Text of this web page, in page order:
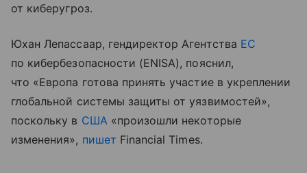
от киберугроз.
Юхан Лепассаар, гендиректор Агентства ЕС
по кибербезопасности (ENISA), пояснил,
что «Европа готова принять участие в укреплении
глобальной системы защиты от уязвимостей»,
поскольку в США «произошли некоторые
изменения», пишет Financial Times.